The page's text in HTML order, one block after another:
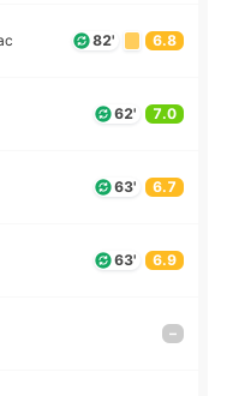
82' 6.8
62' 7.0
63' 6.7
63' 6.9
–